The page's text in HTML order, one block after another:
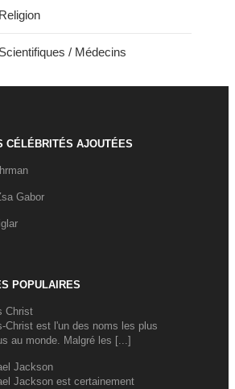
Religion
Scientifiques / Médecins
CÉLÉBRITÉS AJOUTÉES
Gabor
POPULAIRES
Christ
Christ est l'un des noms les plus
au monde. Malgré les [...]
Jackson
Jackson est certainement